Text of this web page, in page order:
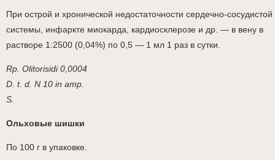
При острой и хронической недостаточности сердечно-сосудистой
системы, инфаркте миокарда, кардиосклерозе и др. — в вену в
растворе 1:2500 (0,04%) по 0,5 — 1 мл 1 раз в сутки.
Rp. Olitorisidi 0,0004
D. t. d. N 10 in amp.
S.
Ольховые шишки
По 100 г в упаковке.